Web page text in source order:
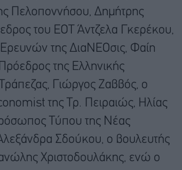
Πελοποννήσου, Δημήτρης
του ΕΟΤ Άντζελα Γκερέκου,
Ερευνών της ΔιαΝΕΟσις, Φαίη
της Ελληνικής
Γιώργος Ζαββός, ο
της Τρ. Πειραιώς, Ηλίας
Τύπου της Νέας
Σδούκου, ο βουλευτής
Χριστοδουλάκης, ενώ ο